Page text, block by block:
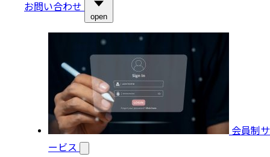
お問い合わせ
open
会員制サ
ービス